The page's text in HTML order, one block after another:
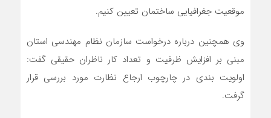
موقعیت جغرافیایی ساختمان تعیین کنیم.
وی همچنین درباره درخواست سازمان نظام مهندسی استان
مبنی بر افزایش ظرفیت و تعداد کار ناظران حقیقی گفت:
اولویت بندی در چارچوب ارجاع نظارت مورد بررسی قرار
گرفت.